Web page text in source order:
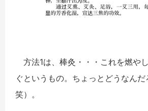
方法1は、棒灸・・・これを燃や
ぐというもの。ちょっとどうなん
笑）。